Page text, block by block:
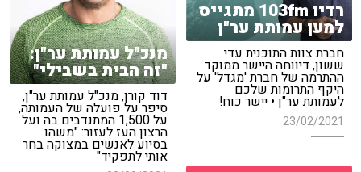
רדיו 103fm מתגייס
למען עמותת ער"ן
חברת צוות התוכנית עדי
ששון, דיווחה היישר ממוקד
ההתרמה של חברת 'מגדל' על
היקף התרומות שלכם
לעמותת ער"ן • יישר כוח!
23/02/2021
מנכ"ל עמותת ער"ן:
"זה הבית בשבילי"
דוד קורן, מנכ"ל עמותת ער"ן,
סיפר על פועלה של העמותה,
על 1,500 המתנדבים בה ועל
הרצון העז לעזור: "משהו
בסיוע לאנשים במצוקה בחר
אותי לתפקיד"